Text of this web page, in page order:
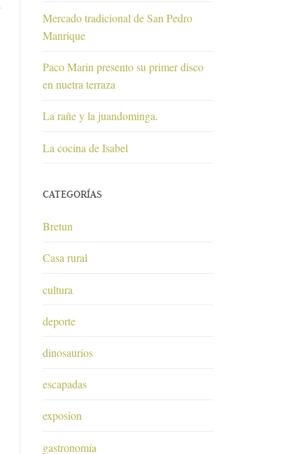
Mercado tradicional de San Pedro
Manrique
Paco Marin presento su primer disco
en nuetra terraza
La rañe y la juandominga.
La cocina de Isabel
CATEGORÍAS
Bretun
Casa rural
cultura
deporte
dinosaurios
escapadas
exposion
gastronomía